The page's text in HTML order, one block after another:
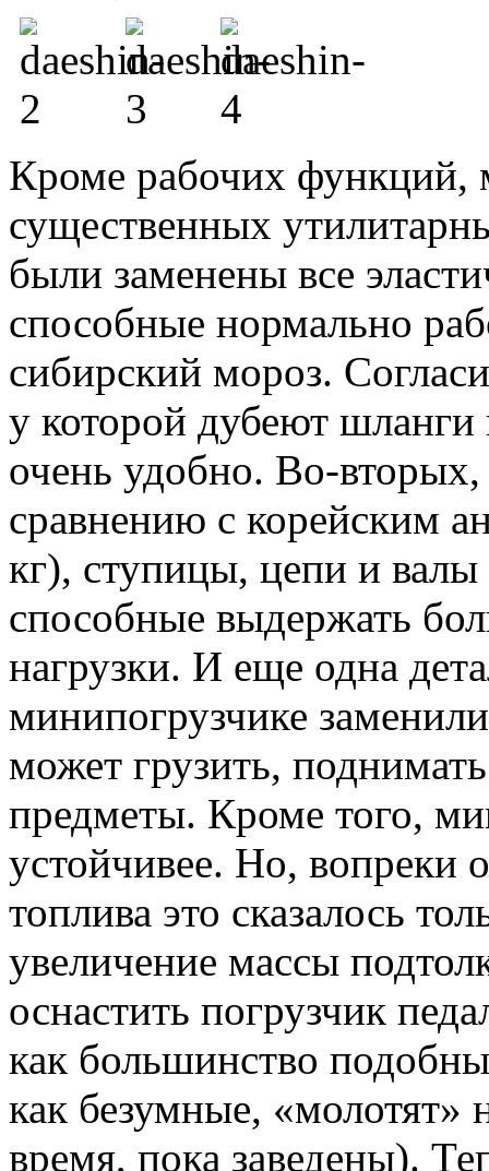
Кроме рабочих функций,
существенных
были заменены все
способные нормально
сибирский мороз.
у которой дубеют шланги
очень удобно. Во-
сравнению с корейским
кг), ступицы, цепи и
способные выдержать
нагрузки. И еще одна
минипогрузчике
может грузить,
предметы. Кроме того,
устойчивее. Но, вопреки
топлива это сказалось
увеличение массы
оснастить погрузчик
как большинство
как безумные, «молотят»
время, пока заведены).